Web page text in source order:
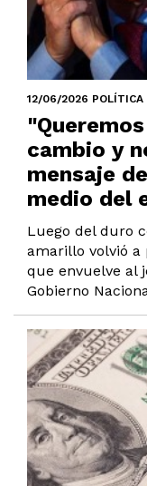
12/06/2026 POLÍTICA
cambio y
mensaje
medio del
Luego del duro
amarillo volvió a
que envuelve al
Gobierno